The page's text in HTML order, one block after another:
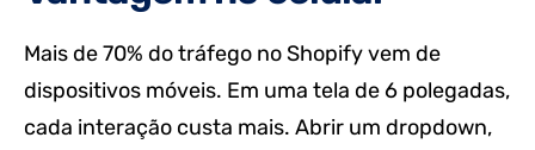
Mais de 70% do tráfego no Shopify vem de
dispositivos móveis. Em uma tela de 6 polegadas,
cada interação custa mais. Abrir um dropdown,